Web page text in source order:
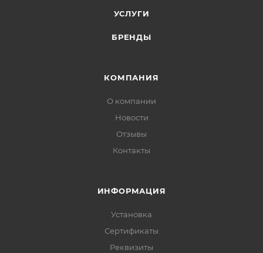
УСЛУГИ
БРЕНДЫ
КОМПАНИЯ
О компании
Новости
Отзывы
Контакты
ИНФОРМАЦИЯ
Установка
Сертификаты
Реквизиты